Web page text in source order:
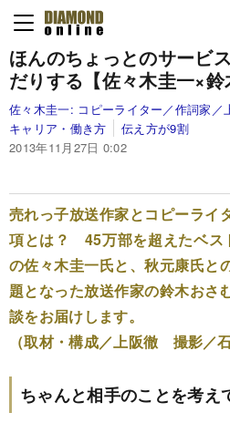
ほんのちょっとのサービ
だりする 【佐々木圭一×
佐々木圭一: コピーライター／作詞家／
キャリア・働き方
伝え方が9割
2013年11月27日 0:02
売れっ子放送作家とコピーライ
項とは？ 45万部を超えたベス
の佐々木圭一氏と、秋元康氏と
題となった放送作家の鈴木おさ
談をお届けします。
（取材・構成／上阪徹 撮影／
ちゃんと相手のことを考え